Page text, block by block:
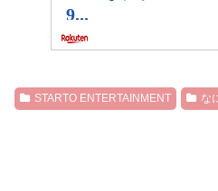
STARTO ENTERTAINMENT な